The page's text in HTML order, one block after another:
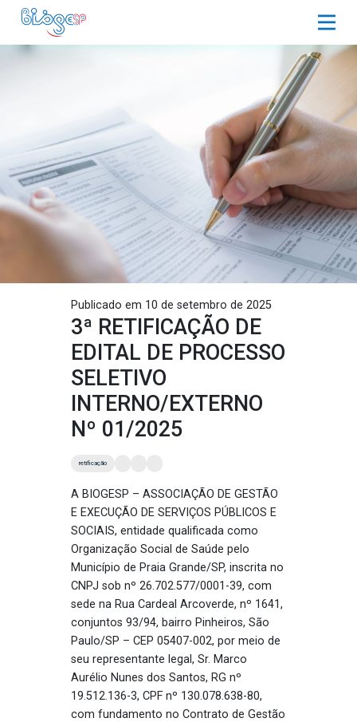
Publicado em 10 de setembro de 2025
3ª RETIFICAÇÃO DE
EDITAL DE PROCESSO
SELETIVO
INTERNO/EXTERNO
Nº 01/2025
retificação
A BIOGESP – ASSOCIAÇÃO DE GESTÃO
E EXECUÇÃO DE SERVIÇOS PÚBLICOS E
SOCIAIS, entidade qualificada como
Organização Social de Saúde pelo
Município de Praia Grande/SP, inscrita no
CNPJ sob nº 26.702.577/0001-39, com
sede na Rua Cardeal Arcoverde, nº 1641,
conjuntos 93/94, bairro Pinheiros, São
Paulo/SP – CEP 05407-002, por meio de
seu representante legal, Sr. Marco
Aurélio Nunes dos Santos, RG nº
19.512.136-3, CPF nº 130.078.638-80,
com fundamento no Contrato de Gestão